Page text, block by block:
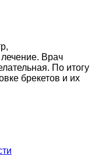
Врач
По итогу
брекетов и их